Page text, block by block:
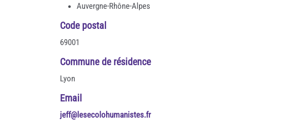
Auvergne-Rhône-Alpes
Code postal
69001
Commune de résidence
Lyon
Email
jeff@lesecolohumanistes.fr